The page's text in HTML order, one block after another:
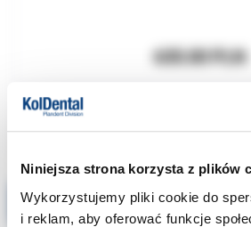
Niniejsza strona korzysta z plików
Wykorzystujemy pliki cookie do
i reklam, aby oferować funkcje
635.00 PLN
AH Plus Jet x 2 strzykawki 2x15g.